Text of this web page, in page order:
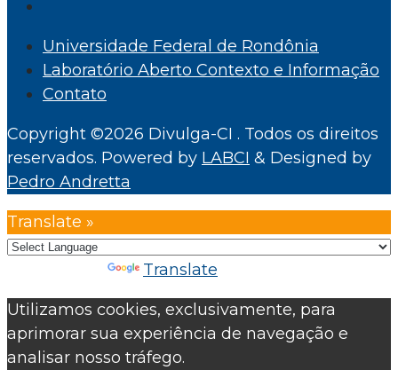
Universidade Federal de Rondônia
Laboratório Aberto Contexto e Informação
Contato
Copyright ©2026 Divulga-CI . Todos os direitos
reservados. Powered by LABCI & Designed by
Pedro Andretta
Translate »
Translate
Utilizamos cookies, exclusivamente, para
aprimorar sua experiência de navegação e
analisar nosso tráfego.